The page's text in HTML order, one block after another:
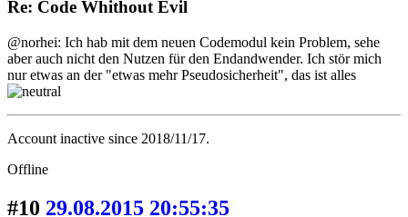
Re: Code Whithout Evil
@norhei: Ich hab mit dem neuen Codemodul kein Problem, sehe
aber auch nicht den Nutzen für den Endandwender. Ich stör mich
nur etwas an der "etwas mehr Pseudosicherheit", das ist alles
Account inactive since 2018/11/17.
Offline
#10 29.08.2015 20:55:35